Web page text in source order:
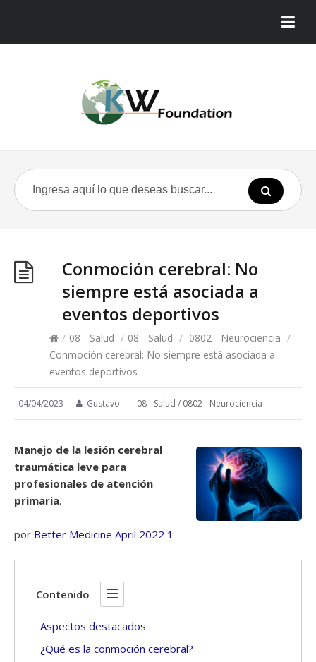
Conmoción cerebral: No
siempre está asociada a
eventos deportivos
/ 08 - Salud / 08 - Salud / 0802 - Neurociencia /
Conmoción cerebral: No siempre está asociada a
eventos deportivos
04/04/2023 Gustavo 08 - Salud / 0802 - Neurociencia
Manejo de la lesión cerebral
traumática leve para
profesionales de atención
primaria.
por Better Medicine April 2022 1
Contenido
Aspectos destacados
¿Qué es la conmoción cerebral?